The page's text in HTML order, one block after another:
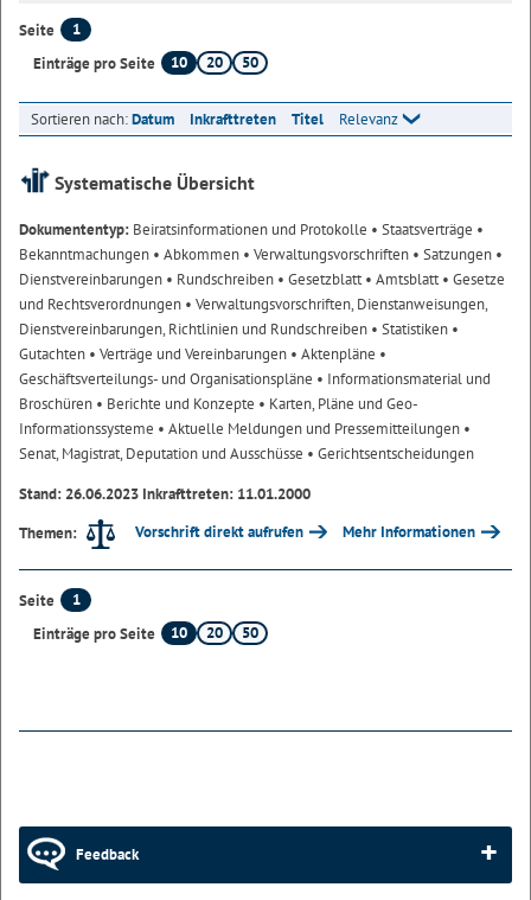
Seite
1
Einträge pro Seite
10 20 50
Sortieren nach:Datum Inkrafttreten Titel Relevanz
Systematische Übersicht
Dokumententyp: Beiratsinformationen und Protokolle • Staatsverträge •
Bekanntmachungen • Abkommen • Verwaltungsvorschriften • Satzungen •
Dienstvereinbarungen • Rundschreiben • Gesetzblatt• Amtsblatt• Gesetze
und Rechtsverordnungen • Verwaltungsvorschriften, Dienstanweisungen,
Dienstvereinbarungen, Richtlinien und Rundschreiben • Statistiken •
Gutachten • Verträge und Vereinbarungen • Aktenpläne •
Geschäftsverteilungs- und Organisationspläne • Informationsmaterial und
Broschüren • Berichte und Konzepte • Karten, Pläne und Geo-
Informationssysteme • Aktuelle Meldungen und Pressemitteilungen •
Senat, Magistrat, Deputation und Ausschüsse • Gerichtsentscheidungen
Stand: 26.06.2023 Inkrafttreten: 11.01.2000
Themen:
Vorschrift direkt aufrufen Mehr Informationen
Seite
1
Einträge pro Seite
10 20 50
Feedback